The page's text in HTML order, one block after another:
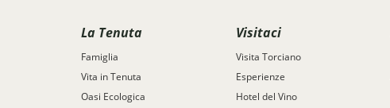
La Tenuta
Famiglia
Vita in Tenuta
Oasi Ecologica
Visitaci
Visita Torciano
Esperienze
Hotel del Vino